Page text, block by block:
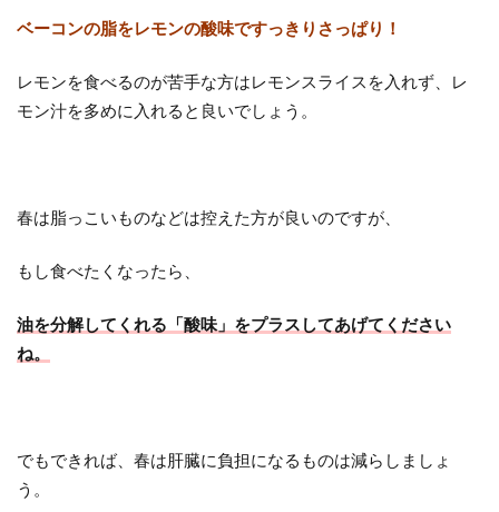
ベーコンの脂をレモンの酸味ですっきりさっぱり！
レモンを食べるのが苦手な方はレモンスライスを入れず、レ
モン汁を多めに入れると良いでしょう。
春は脂っこいものなどは控えた方が良いのですが、
もし食べたくなったら、
油を分解してくれる「酸味」をプラスしてあげてください
ね。
でもできれば、春は肝臓に負担になるものは減らしましょ
う。